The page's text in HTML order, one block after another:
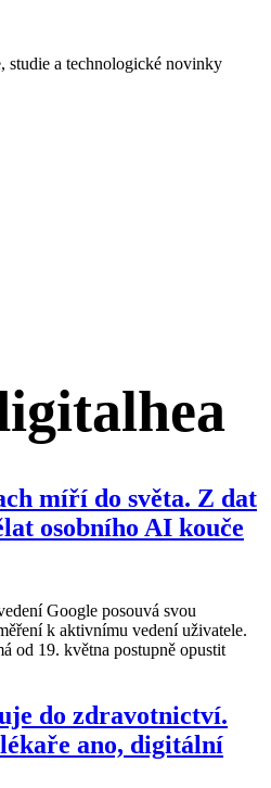
studie a technologické novinky
míří do světa. Z dat
osobního AI kouče
Google posouvá svou
k aktivnímu vedení uživatele.
od 19. května postupně opustit
do zdravotnictví.
ano, digitální